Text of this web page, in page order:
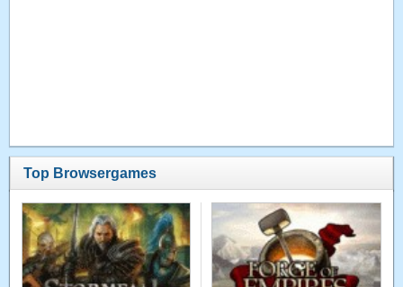
Top Browsergames